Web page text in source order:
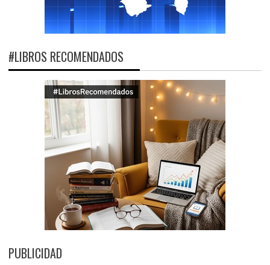
#LIBROS RECOMENDADOS
PUBLICIDAD